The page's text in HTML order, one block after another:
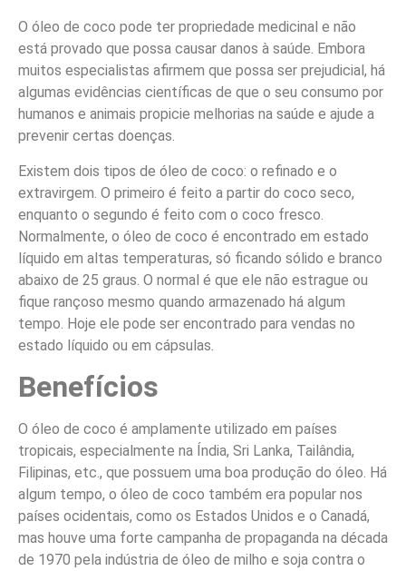
O óleo de coco pode ter propriedade medicinal e não
está provado que possa causar danos à saúde. Embora
muitos especialistas afirmem que possa ser prejudicial, há
algumas evidências científicas de que o seu consumo por
humanos e animais propicie melhorias na saúde e ajude a
prevenir certas doenças.
Existem dois tipos de óleo de coco: o refinado e o
extravirgem. O primeiro é feito a partir do coco seco,
enquanto o segundo é feito com o coco fresco.
Normalmente, o óleo de coco é encontrado em estado
líquido em altas temperaturas, só ficando sólido e branco
abaixo de 25 graus. O normal é que ele não estrague ou
fique rançoso mesmo quando armazenado há algum
tempo. Hoje ele pode ser encontrado para vendas no
estado líquido ou em cápsulas
Benefícios
O óleo de coco é amplamente utilizado em países
tropicais, especialmente na Índia, Sri Lanka, Tailândia,
Filipinas, etc., que possuem uma boa produção do óleo. Há
algum tempo, o óleo de coco também era popular nos
países ocidentais, como os Estados Unidos e o Canadá,
mas houve uma forte campanha de propaganda na década
de 1970 pela indústria de óleo de milho e soja contra o